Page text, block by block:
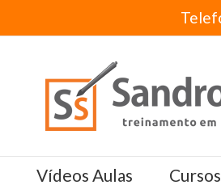
Vídeos Aulas Cursos